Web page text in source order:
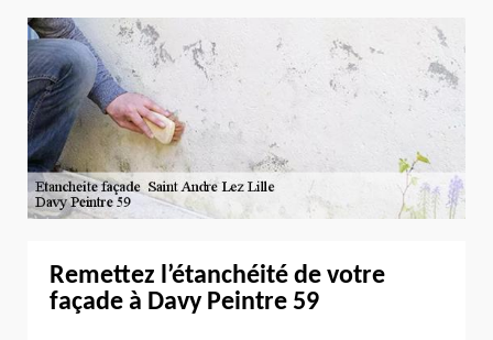
Remettez l’étanchéité de votre
façade à Davy Peintre 59